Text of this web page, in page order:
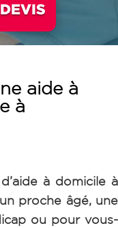
aide à
à
à domicile à
proche âgé, une
ou pour vous-